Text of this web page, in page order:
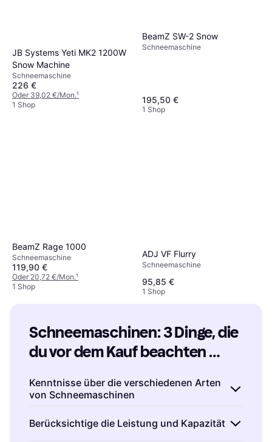
JB Systems Yeti MK2 1200W
Snow Machine
Schneemaschine
226 €
Oder 39,02 €/Mon.¹
1 Shop
BeamZ SW-2 Snow
Schneemaschine
195,50 €
1 Shop
BeamZ Rage 1000
Schneemaschine
119,90 €
Oder 20,72 €/Mon.¹
1 Shop
ADJ VF Flurry
Schneemaschine
95,85 €
1 Shop
Schneemaschinen: 3 Dinge, die
du vor dem Kauf beachten
Kenntnisse über die verschiedenen Arten
von Schneemaschinen
Schneemaschinen, die unterschiedliche
Berücksichtige die Leistung und Kapazität